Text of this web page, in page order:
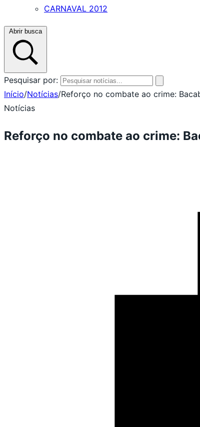
CARNAVAL 2012
Abrir busca
Pesquisar por:
Início/Notícias/Reforço no combate ao crime:
Notícias
Reforço no combate ao crime: